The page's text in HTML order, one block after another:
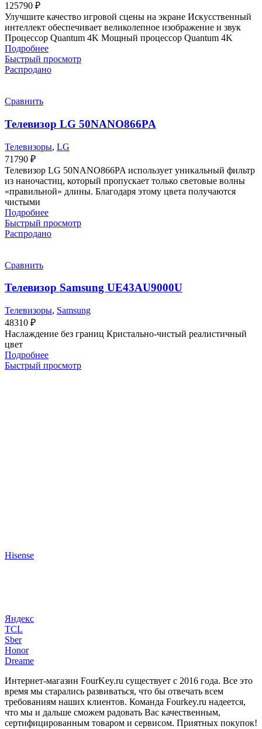
125790 ₽
Улучшите качество игровой сцены на экране Искусственный
интеллект обеспечивает великолепное изображение и звук
Процессор Quantum 4K Мощный процессор Quantum 4K
Подробнее
Быстрый просмотр
Распродано
Сравнить
Телевизор LG 50NANO866PA
Телевизоры, LG
71790 ₽
Телевизор LG 50NANO866PA использует уникальный фильтр
из наночастиц, который пропускает только световые волны
«правильной» длины. Благодаря этому цвета получаются
чистыми
Подробнее
Быстрый просмотр
Распродано
Сравнить
Телевизор Samsung UE43AU9000U
Телевизоры, Samsung
48310 ₽
Наслаждение без границ Кристально-чистый реалистичный
цвет
Подробнее
Быстрый просмотр
Hisense
Яндекс
TCL
Sber
Honor
Dreame
Интернет-магазин FourKey.ru существует с 2016 года. Все это
время мы старались развиваться, что бы отвечать всем
требованиям наших клиентов. Команда Fourkey.ru надеется,
что мы и дальше сможем радовать Вас качественным,
сертифицированным товаром и сервисом. Приятных покупок!